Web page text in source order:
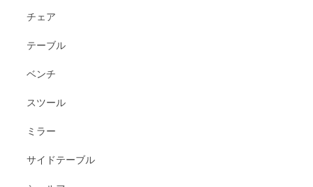
チェア
テーブル
ベンチ
スツール
ミラー
サイドテーブル